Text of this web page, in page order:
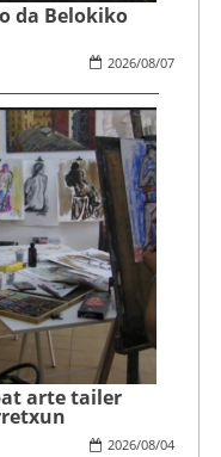
da Belokiko
2026/08/07
arte tailer
2026/08/04